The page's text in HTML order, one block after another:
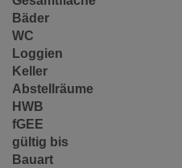
Bäder
WC
Loggien
Keller
Abstellräume
HWB
fGEE
gültig bis
Bauart